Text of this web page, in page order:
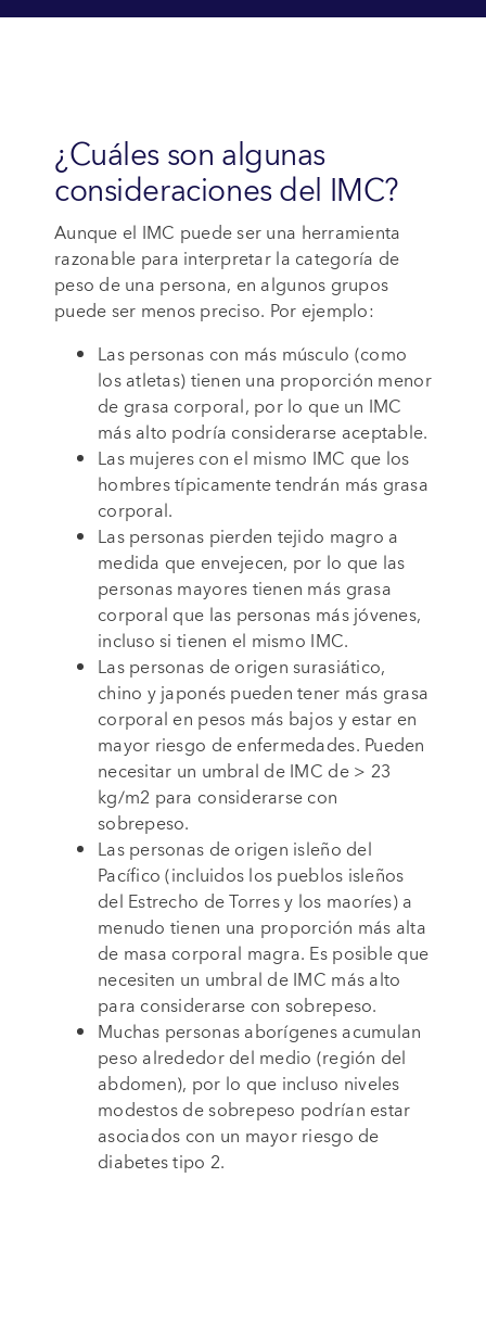
¿Cuáles son algunas
consideraciones del IMC?
Aunque el IMC puede ser una herramienta
razonable para interpretar la categoría de
peso de una persona, en algunos grupos
puede ser menos preciso. Por ejemplo:
Las personas con más músculo (como
los atletas) tienen una proporción menor
de grasa corporal, por lo que un IMC
más alto podría considerarse aceptable.
Las mujeres con el mismo IMC que los
hombres típicamente tendrán más grasa
corporal.
Las personas pierden tejido magro a
medida que envejecen, por lo que las
personas mayores tienen más grasa
corporal que las personas más jóvenes,
incluso si tienen el mismo IMC.
Las personas de origen surasiático,
chino y japonés pueden tener más grasa
corporal en pesos más bajos y estar en
mayor riesgo de enfermedades. Pueden
necesitar un umbral de IMC de > 23
kg/m2 para considerarse con
sobrepeso.
Las personas de origen isleño del
Pacífico (incluidos los pueblos isleños
del Estrecho de Torres y los maoríes) a
menudo tienen una proporción más alta
de masa corporal magra. Es posible que
necesiten un umbral de IMC más alto
para considerarse con sobrepeso.
Muchas personas aborígenes acumulan
peso alrededor del medio (región del
abdomen), por lo que incluso niveles
modestos de sobrepeso podrían estar
asociados con un mayor riesgo de
diabetes tipo 2.